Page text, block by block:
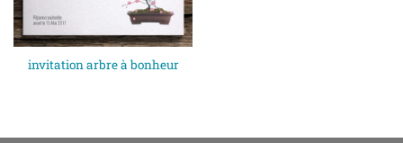
invitation arbre à bonheur